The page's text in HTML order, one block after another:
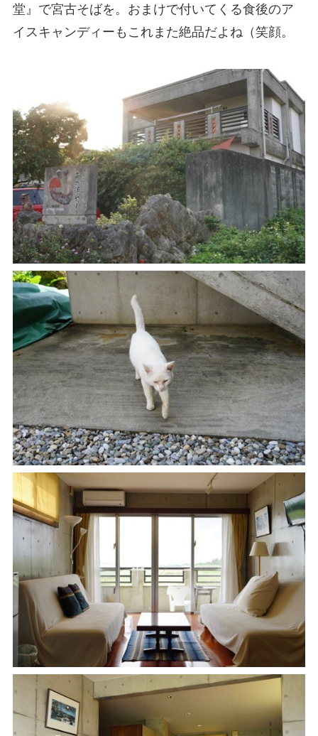
堂』で宮古そばを。おまけで付いてくる食後のア
イスキャンディーもこれまた絶品だよね（笑顔。